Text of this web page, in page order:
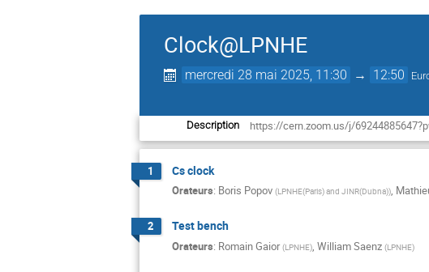
Clock@LPNHE
mercredi 28 mai 2025, 11:30 → 12:50
Description https://cern.zoom.us/j/
1 Cs clock
Orateurs: Boris Popov (LPNHE(Paris) and JINR(Dubna)),
2 Test bench
Orateurs: Romain Gaior (LPNHE) William Saenz (LPNHE)